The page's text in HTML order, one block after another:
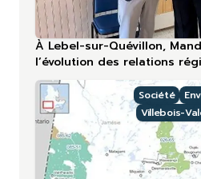
À Lebel-sur-Quévillon,
l’évolution des relations
anniversaire
Société
Villebois-